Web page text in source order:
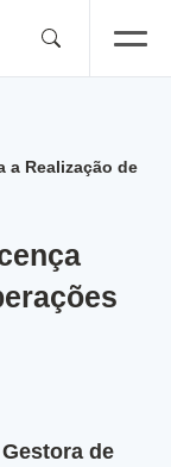
a Realização de
de